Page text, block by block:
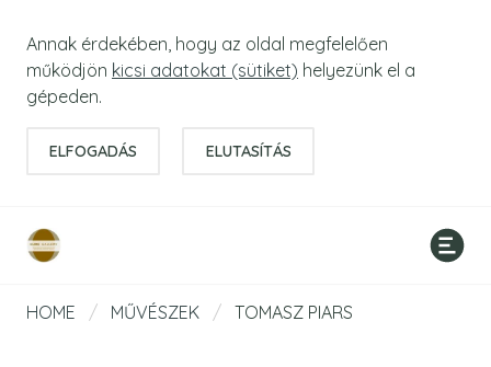
Annak érdekében, hogy az oldal megfelelően
működjön kicsi adatokat (sütiket) helyezünk el a
gépeden.
ELFOGADÁS ELUTASÍTÁS
HOME / MŰVÉSZEK / TOMASZ PIARS